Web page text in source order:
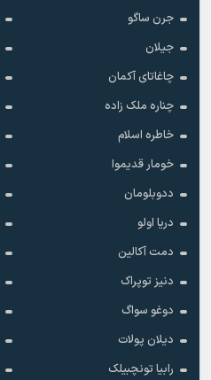
جرن ساگو
جیلان
چاغاتای آکمان
چناره ملک زاده
خاطره اسلام
خومار قدیموا
ددوبلومان
دریا اولو
دمت آکالین
دنیز توپراک
دوغو سواگ
دیلان پولات
رابیا تونچبیلک